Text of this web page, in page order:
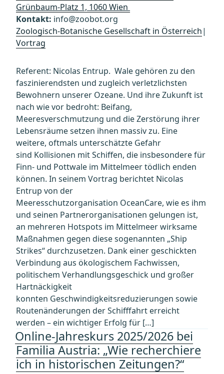
Grünbaum-Platz 1, 1060 Wien
Kontakt: info@zoobot.org
Zoologisch-Botanische Gesellschaft in Österreich|
Vortrag
Referent: Nicolas Entrup. Wale gehören zu den
faszinierendsten und zugleich verletzlichsten
Bewohnern unserer Ozeane. Und ihre Zukunft ist
nach wie vor bedroht: Beifang,
Meeresverschmutzung und die Zerstörung ihrer
Lebensräume setzen ihnen massiv zu. Eine
weitere, oftmals unterschätzte Gefahr
sind Kollisionen mit Schiffen, die insbesondere für
Finn- und Pottwale im Mittelmeer tödlich enden
können. In seinem Vortrag berichtet Nicolas
Entrup von der
Meeresschutzorganisation OceanCare, wie es ihm
und seinen Partnerorganisationen gelungen ist,
an mehreren Hotspots im Mittelmeer wirksame
Maßnahmen gegen diese sogenannten „Ship
Strikes“ durchzusetzen. Dank einer geschickten
Verbindung aus ökologischem Fachwissen,
politischem Verhandlungsgeschick und großer
Hartnäckigkeit
konnten Geschwindigkeitsreduzierungen sowie
Routenänderungen der Schifffahrt erreicht
werden – ein wichtiger Erfolg für […]
Online-Jahreskurs 2025/2026 bei
Familia Austria: „Wie recherchiere
ich in historischen Zeitungen?“